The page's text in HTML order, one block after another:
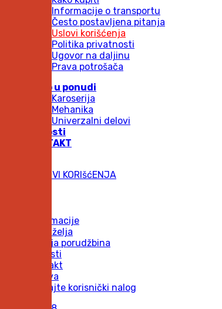
Informacije o transportu
Često postavljena pitanja
Uslovi korišćenja
Politika privatnosti
Ugovor na daljinu
Prava potrošača
Novo u ponudi
Karoserija
Mehanika
Univerzalni delovi
Novosti
KONTAKT
USLOVI KORIšćENJA
Informacije
Lista želja
Istorija porudžbina
Novosti
Kontakt
Prijava
Kreirajte korisnički nalog